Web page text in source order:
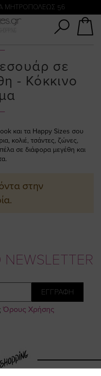
ΜΗΤΡΟΠΟΛΕΩΣ 56
σε
- Κόκκινο
και τα Happy Sizes σου
κολιέ, τσάντες, ζώνες,
σε διάφορα μεγέθη και
στην
ΕΓΓΡΑΦΗ
Όρους Χρήσης